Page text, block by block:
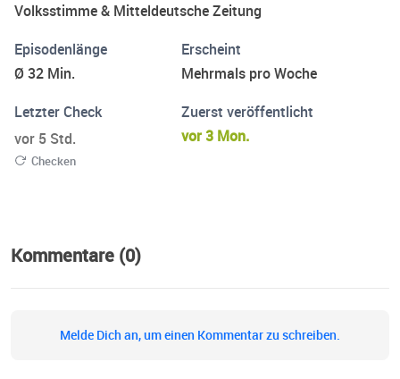
Volksstimme & Mitteldeutsche Zeitung
Episodenlänge
Ø 32 Min.
Erscheint
Mehrmals pro Woche
Letzter Check
vor 5 Std.
Checken
Zuerst veröffentlicht
vor 3 Mon.
Kommentare (0)
Melde Dich an, um einen Kommentar zu schreiben.